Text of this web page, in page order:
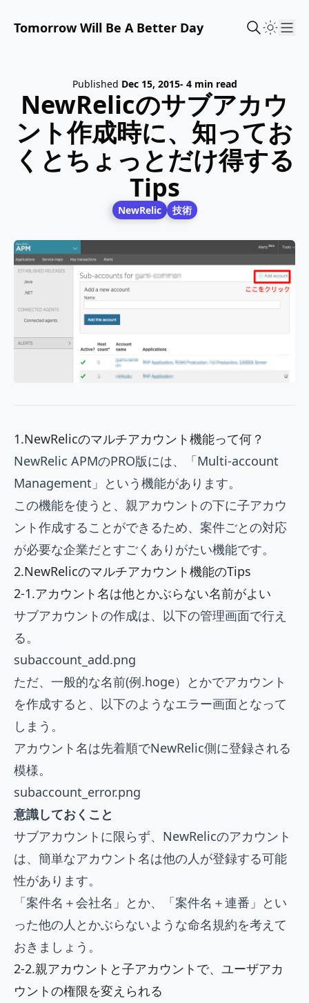
Tomorrow Will Be A Better Day
Published Dec 15, 2015- 4 min read
NewRelicのサブアカウ
ント作成時に、知ってお
くとちょっとだけ得する
Tips
NewRelic 技術
1.NewRelicのマルチアカウント機能って何？
NewRelic APMのPRO版には、「Multi-account
Management」という機能があります。
この機能を使うと、親アカウントの下に子アカウ
ント作成することができるため、案件ごとの対応
が必要な企業だとすごくありがたい機能です。
2.NewRelicのマルチアカウント機能のTips
2-1.アカウント名は他とかぶらない名前がよい
サブアカウントの作成は、以下の管理画面で行え
る。
subaccount_add.png
ただ、一般的な名前(例.hoge）とかでアカウント
を作成すると、以下のようなエラー画面となって
しまう。
アカウント名は先着順でNewRelic側に登録される
模様。
subaccount_error.png
意識しておくこと
サブアカウントに限らず、NewRelicのアカウント
は、簡単なアカウント名は他の人が登録する可能
性があります。
「案件名＋会社名」とか、「案件名＋連番」とい
った他の人とかぶらないような命名規約を考えて
おきましょう。
2-2.親アカウントと子アカウントで、ユーザアカ
ウントの権限を変えられる